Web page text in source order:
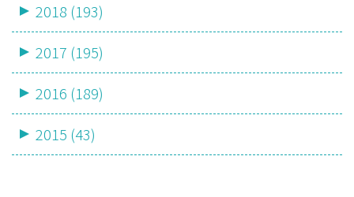
2018 (193)
2017 (195)
2016 (189)
2015 (43)